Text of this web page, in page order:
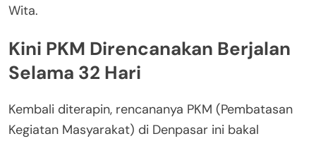
Wita.
Kini PKM Direncanakan Berjalan
Selama 32 Hari
Kembali diterapin, rencananya PKM (Pembatasan
Kegiatan Masyarakat) di Denpasar ini bakal